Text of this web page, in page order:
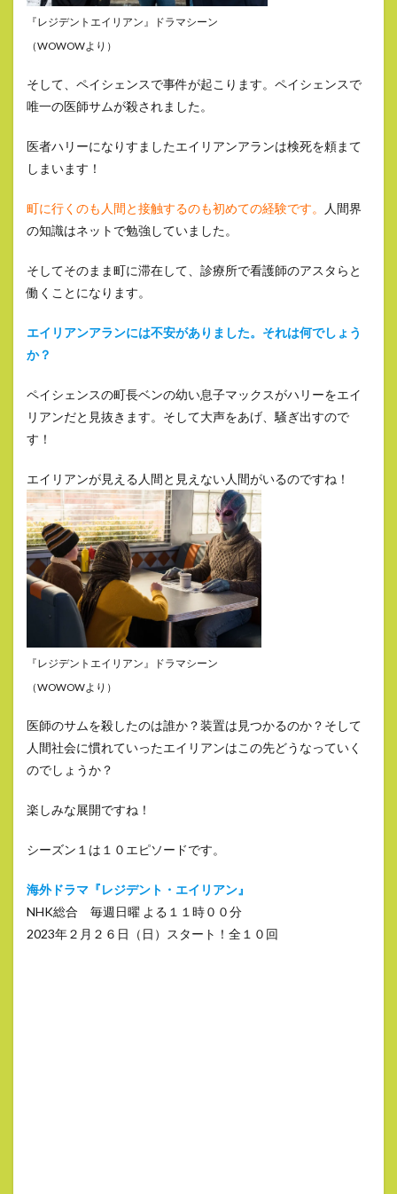
『レジデントエイリアン』ドラマシーン
（WOWOWより）
そして、ペイシェンスで事件が起こります。ペイシェンスで
唯一の医師サムが殺されました。
医者ハリーになりすましたエイリアンアランは検死を頼まて
しまいます！
町に行くのも人間と接触するのも初めての経験です。
人間界
の知識はネットで勉強していました。
そしてそのまま町に滞在して、診療所で看護師のアスタらと
働くことになります。
エイリアンアランには不安がありました。それは何でしょう
か？
ペイシェンスの町長ベンの幼い息子マックスがハリーをエイ
リアンだと見抜きます。そして大声をあげ、騒ぎ出すので
す！
エイリアンが見える人間と見えない人間がいるのですね！
『レジデントエイリアン』ドラマシーン
（WOWOWより）
医師のサムを殺したのは誰か？装置は見つかるのか？そして
人間社会に慣れていったエイリアンはこの先どうなっていく
のでしょうか？
楽しみな展開ですね！
シーズン１は１０エピソードです。
海外ドラマ『レジデント・エイリアン』
NHK総合 毎週日曜 よる１１時００分
2023年２月２６日（日）スタート！全１０回